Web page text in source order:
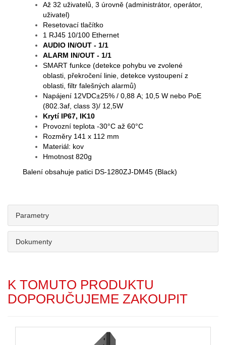
Až 32 uživatelů, 3 úrovně (administrátor, operátor,
uživatel)
Resetovací tlačítko
1 RJ45 10/100 Ethernet
AUDIO IN/OUT - 1/1
ALARM IN/OUT - 1/1
SMART funkce (detekce pohybu ve zvolené
oblasti, překročení linie, detekce vystoupení z
oblasti, filtr falešných alarmů)
Napájení 12VDC±25% / 0,88 A; 10,5 W nebo PoE
(802.3af, class 3)/ 12,5W
Krytí IP67, IK10
Provozní teplota -30°C až 60°C
Rozměry 141 x 112 mm
Materiál: kov
Hmotnost 820g
Balení obsahuje patici DS-1280ZJ-DM45 (Black)
Parametry
Dokumenty
K TOMUTO PRODUKTU
DOPORUČUJEME ZAKOUPIT